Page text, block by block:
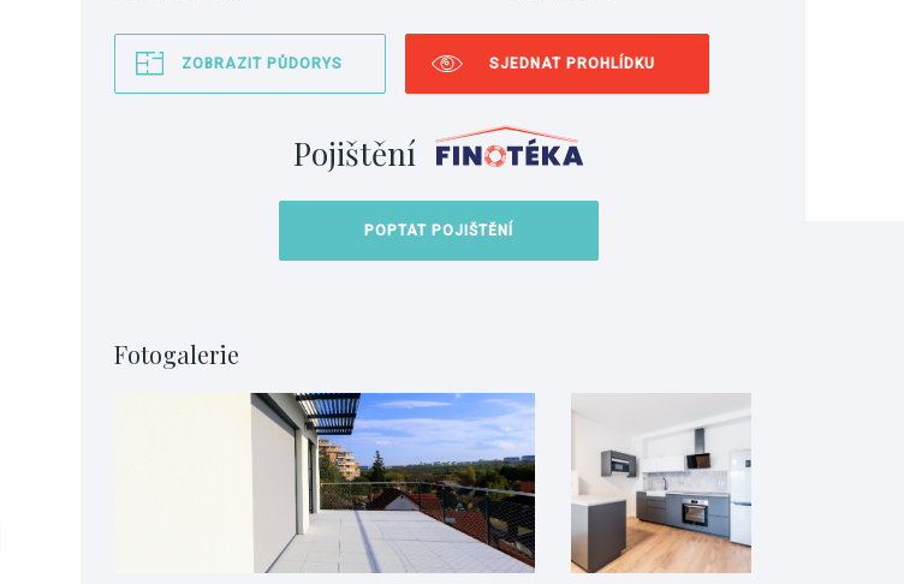
ZOBRAZIT PŮDORYS SJEDNAT PROHLÍDKU
Pojištění
POPTAT POJIŠTĚNÍ
Fotogalerie